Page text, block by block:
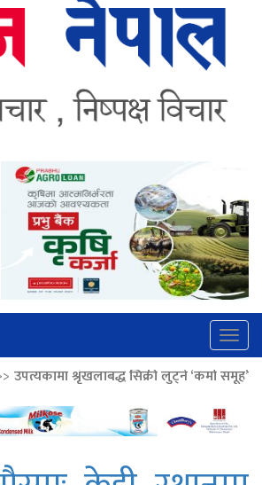
सिक्री लुट्ने ‘कर्मा समूह’का नाइकेसहित पाँच